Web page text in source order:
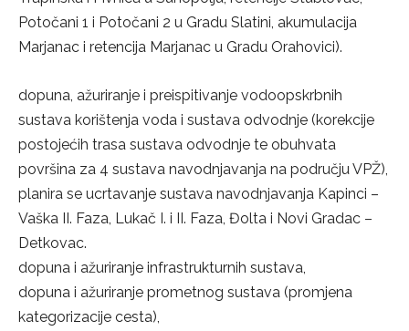
Potočani 1 i Potočani 2 u Gradu Slatini, akumulacija
Marjanac i retencija Marjanac u Gradu Orahovici).
dopuna, ažuriranje i preispitivanje vodoopskrbnih
sustava korištenja voda i sustava odvodnje (korekcije
postojećih trasa sustava odvodnje te obuhvata
površina za 4 sustava navodnjavanja na području VPŽ),
planira se ucrtavanje sustava navodnjavanja Kapinci –
Vaška II. Faza, Lukač I. i II. Faza, Đolta i Novi Gradac –
Detkovac.
dopuna i ažuriranje infrastrukturnih sustava,
dopuna i ažuriranje prometnog sustava (promjena
kategorizacije cesta),